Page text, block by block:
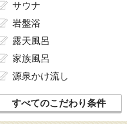
サウナ
岩盤浴
露天風呂
家族風呂
源泉かけ流し
すべてのこだわり条件